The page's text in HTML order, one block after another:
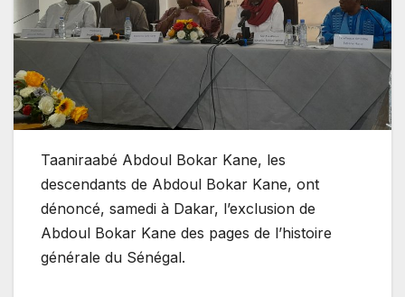
Taaniraabé Abdoul Bokar Kane, les
descendants de Abdoul Bokar Kane, ont
dénoncé, samedi à Dakar, l’exclusion de
Abdoul Bokar Kane des pages de l’histoire
générale du Sénégal.